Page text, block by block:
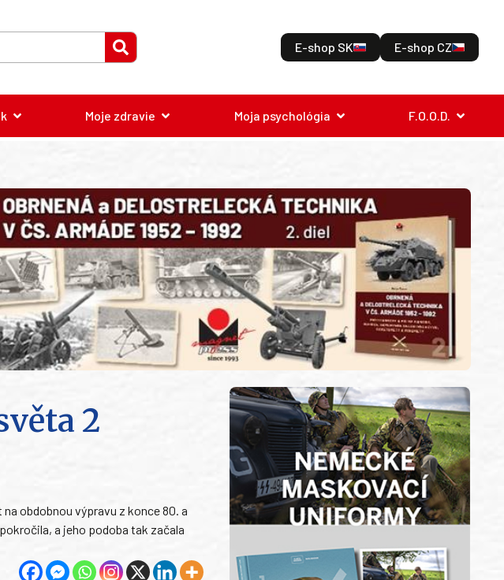
E-shop SK E-shop CZ
Moje zdravie Moja psychológia F.O.O.D.
2
obdobnou výpravu z konce 80. a
a jeho podoba tak začala